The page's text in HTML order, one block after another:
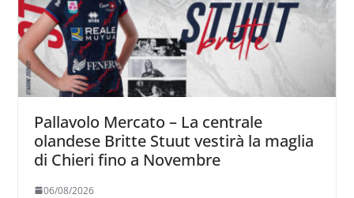
Pallavolo Mercato – La centrale
olandese Britte Stuut vestirà la maglia
di Chieri fino a Novembre
06/08/2026